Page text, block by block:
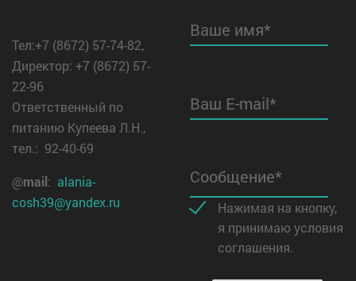
Тел:+7 (8672) 57-74-82,
Директор: +7 (8672) 57-
22-96
Ответственный по
питанию Купеева Л.Н.,
тел.: 92-40-69
@mail: alania-
cosh39@yandex.ru
Ваше имя*
Ваш E-mail*
Сообщение*
Нажимая на кнопку,
я принимаю условия
соглашения.